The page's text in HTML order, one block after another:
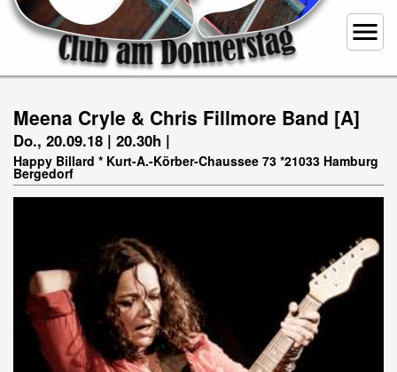
menu
Meena Cryle & Chris Fillmore Band [A]
Do., 20.09.18 | 20.30h |
Happy Billard * Kurt-A.-Körber-Chaussee 73 *21033 Hamburg
Bergedorf